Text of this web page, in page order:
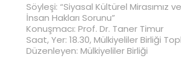
Söyleşi: “Siyasal Kültürel Mirasımız
İnsan Hakları Sorunu”
Konuşmacı: Prof. Dr. Taner Timur
Saat, Yer: 18.30, Mülkiyeliler Birliği
Düzenleyen: Mülkiyeliler Birliği